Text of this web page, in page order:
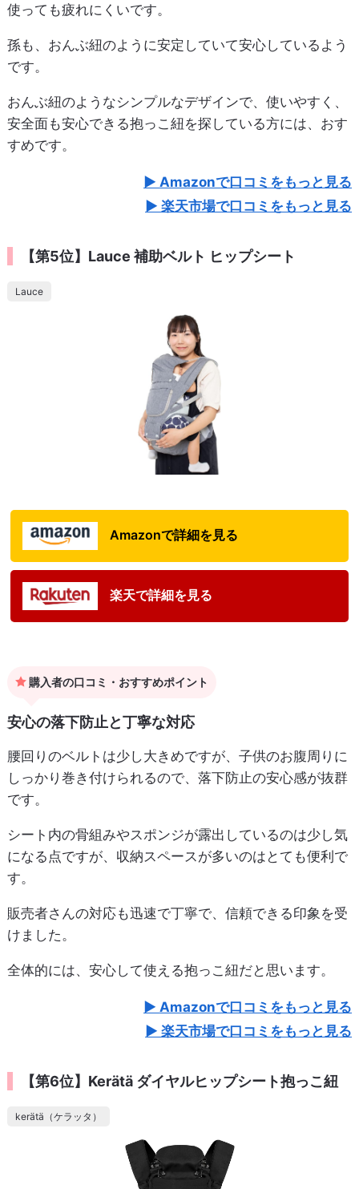
使っても疲れにくいです。
孫も、おんぶ紐のように安定していて安心しているよう
です。
おんぶ紐のようなシンプルなデザインで、使いやすく、
安全面も安心できる抱っこ紐を探している方には、おす
すめです。
Amazonで口コミをもっと見る
楽天市場で口コミをもっと見る
【第5位】Lauce 補助ベルト ヒップシート
Lauce
Amazonで詳細を見る
楽天で詳細を見る
購入者の口コミ・おすすめポイント
安心の落下防止と丁寧な対応
腰回りのベルトは少し大きめですが、子供のお腹周りに
しっかり巻き付けられるので、落下防止の安心感が抜群
です。
シート内の骨組みやスポンジが露出しているのは少し気
になる点ですが、収納スペースが多いのはとても便利で
す。
販売者さんの対応も迅速で丁寧で、信頼できる印象を受
けました。
全体的には、安心して使える抱っこ紐だと思います。
Amazonで口コミをもっと見る
楽天市場で口コミをもっと見る
【第6位】Kerätä ダイヤルヒップシート抱っこ紐
kerätä（ケラッタ）